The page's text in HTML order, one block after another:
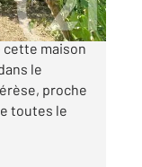
vous
cette maison
le
proche
toutes le